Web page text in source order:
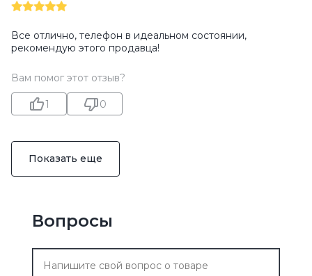
Все отлично, телефон в идеальном состоянии,
рекомендую этого продавца!
Вам помог этот отзыв?
1 0
Показать еще
Вопросы